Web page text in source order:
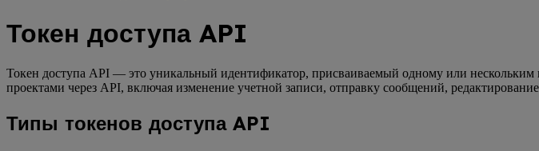
Токен доступа API
Токен доступа API — это уникальный идентификатор, присваиваемый одному или
проектами через API, включая изменение учетной записи, отправку сообщений,
Типы токенов доступа API